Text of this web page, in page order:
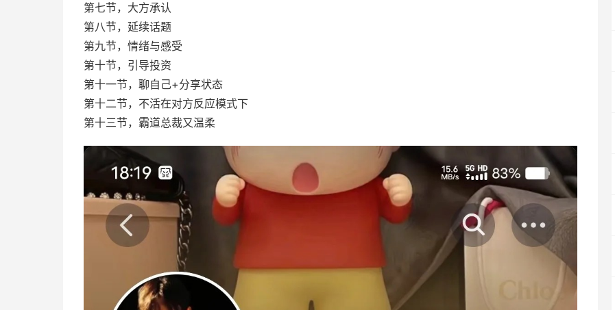
第七节，大方承认
第八节，延续话题
第九节，情绪与感受
第十节，引导投资
第十一节，聊自己+分享状态
第十二节，不活在对方反应模式下
第十三节，霸道总裁又温柔